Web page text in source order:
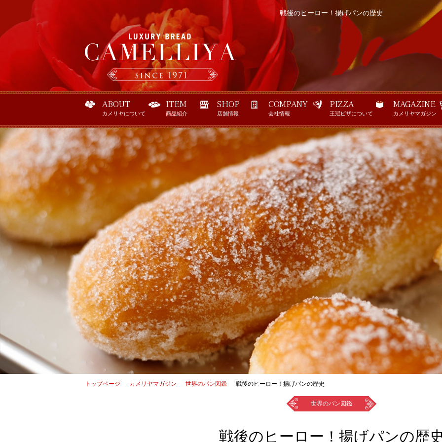
戦後のヒーロー！揚げパンの歴史
ABOUT
カメリヤについて
ITEM
商品紹介
SHOP
店舗情報
COMPANY
会社情報
PIZZA
王冠ピザについて
MAGAZINE
カメリヤマガジン
トップページ カメリヤマガジン 世界のパン図鑑 戦後のヒーロー！揚げパンの歴史
世界のパン図鑑
戦後のヒーロー！揚げパンの歴